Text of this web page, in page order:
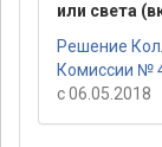
или света
Решение
Комиссии №
с 06.05.2018